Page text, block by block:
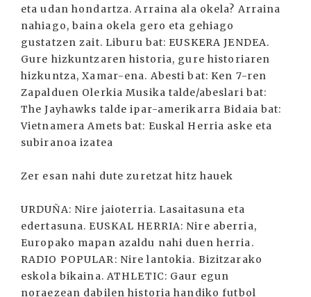
eta udan hondartza. Arraina ala okela? Arraina
nahiago, baina okela gero eta gehiago
gustatzen zait. Liburu bat: EUSKERA JENDEA.
Gure hizkuntzaren historia, gure historiaren
hizkuntza, Xamar-ena. Abesti bat: Ken 7-ren
Zapalduen Olerkia Musika talde/abeslari bat:
The Jayhawks talde ipar-amerikarra Bidaia bat:
Vietnamera Amets bat: Euskal Herria aske eta
subiranoa izatea
Zer esan nahi dute zuretzat hitz hauek
URDUÑA: Nire jaioterria. Lasaitasuna eta
edertasuna. EUSKAL HERRIA: Nire aberria,
Europako mapan azaldu nahi duen herria.
RADIO POPULAR: Nire lantokia. Bizitzarako
eskola bikaina. ATHLETIC: Gaur egun
noraezean dabilen historia handiko futbol